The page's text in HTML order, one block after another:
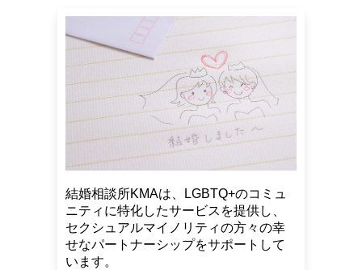
結婚相談所KMAは、LGBTQ+のコミュ
ニティに特化したサービスを提供し、
セクシュアルマイノリティの方々の幸
せなパートナーシップをサポートして
います。